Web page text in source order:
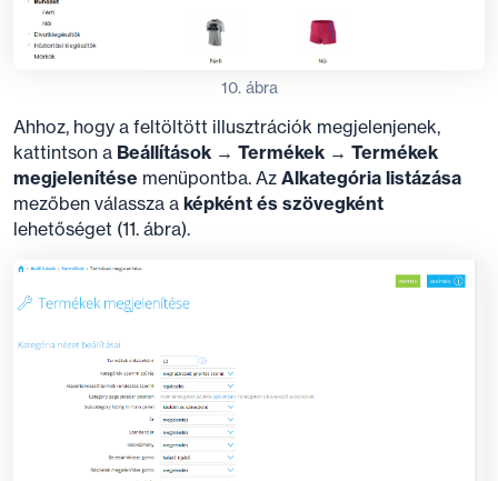
10. ábra
Ahhoz, hogy a feltöltött illusztrációk megjelenjenek,
kattintson a Beállítások → Termékek → Termékek
megjelenítése menüpontba. Az Alkategória listázása
mezőben válassza a képként és szövegként
lehetőséget (11. ábra).